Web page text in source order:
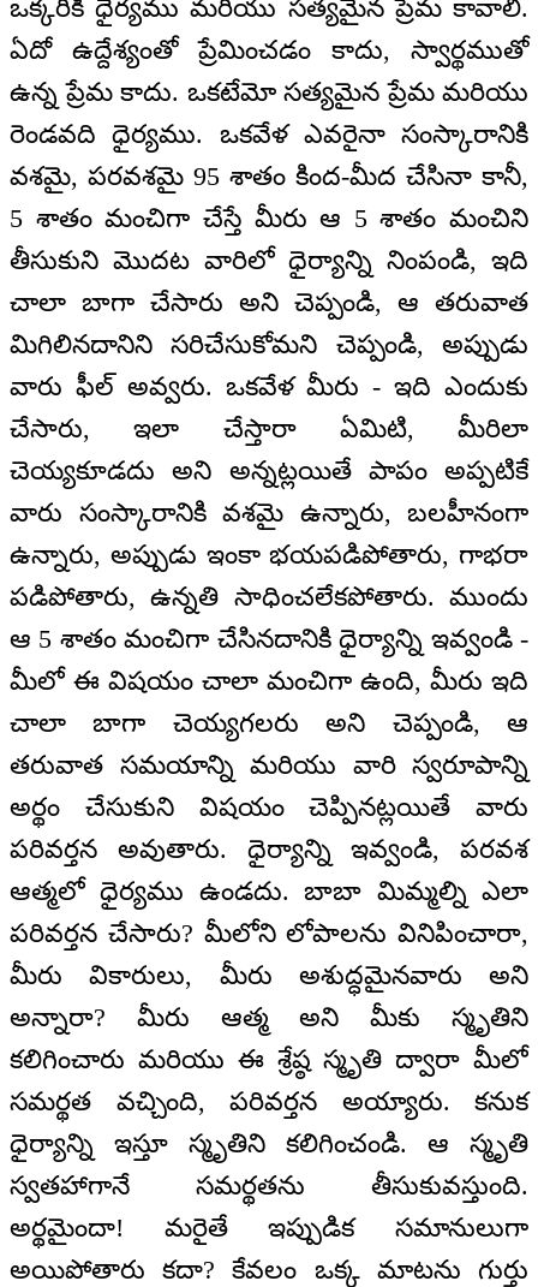
ఒక్కరికీ ధైర్యము మరియు సత్యమైన ప్రేమ కావాలి.
ఏదో ఉద్దేశ్యంతో ప్రేమించడం కాదు, స్వార్థముతో
ఉన్న ప్రేమ కాదు. ఒకటేమో సత్యమైన ప్రేమ మరియు
రెండవది ధైర్యము. ఒకవేళ ఎవరైనా సంస్కారానికి
వశమై, పరవశమై 95 శాతం కింద-మీద చేసినా కానీ,
5 శాతం మంచిగా చేస్తే మీరు ఆ 5 శాతం మంచిని
తీసుకుని మొదట వారిలో ధైర్యాన్ని నింపండి, ఇది
చాలా బాగా చేసారు అని చెప్పండి, ఆ తరువాత
మిగిలినదానిని సరిచేసుకోమని చెప్పండి, అప్పుడు
వారు ఫీల్ అవ్వరు. ఒకవేళ మీరు - ఇది ఎందుకు
చేసారు, ఇలా చేస్తారా ఏమిటి, మీరిలా
చెయ్యకూడదు అని అన్నట్లయితే పాపం అప్పటికే
వారు సంస్కారానికి వశమై ఉన్నారు, బలహీనంగా
ఉన్నారు, అప్పుడు ఇంకా భయపడిపోతారు, గాభరా
పడిపోతారు, ఉన్నతి సాధించలేకపోతారు. ముందు
ఆ 5 శాతం మంచిగా చేసినదానికి ధైర్యాన్ని ఇవ్వండి -
మీలో ఈ విషయం చాలా మంచిగా ఉంది, మీరు ఇది
చాలా బాగా చెయ్యగలరు అని చెప్పండి, ఆ
తరువాత సమయాన్ని మరియు వారి స్వరూపాన్ని
అర్థం చేసుకుని విషయం చెప్పినట్లయితే వారు
పరివర్తన అవుతారు. ధైర్యాన్ని ఇవ్వండి, పరవశ
ఆత్మలో ధైర్యము ఉండదు. బాబా మిమ్మల్ని ఎలా
పరివర్తన చేసారు? మీలోని లోపాలను వినిపించారా,
మీరు వికారులు, మీరు అశుద్ధమైనవారు అని
అన్నారా? మీరు ఆత్మ అని మీకు స్మృతిని
కలిగించారు మరియు ఈ శ్రేష్ఠ స్మృతి ద్వారా మీలో
సమర్థత వచ్చింది, పరివర్తన అయ్యారు. కనుక
ధైర్యాన్ని ఇస్తూ స్మృతిని కలిగించండి. ఆ స్మృతి
స్వతహాగానే సమర్థతను తీసుకువస్తుంది.
అర్థమైందా! మరైతే ఇప్పుడిక సమానులుగా
అయిపోతారు కదా? కేవలం ఒక్క మాటను గుర్తు